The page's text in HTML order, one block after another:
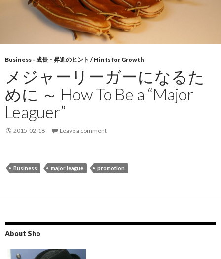
Business - 成長・昇進のヒント / Hints for Growth
メジャーリーガーになるた
めに ～ How To Be a “Major
Leaguer”
2015-02-18 Leave a comment
Business major league promotion
About Sho